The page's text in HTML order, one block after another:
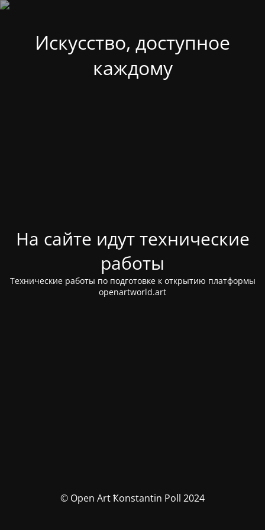
Искусство, доступное
каждому
На сайте идут технические
работы
Технические работы по подготовке к открытию платформы
openartworld.art
© Open Art Ҟonstantin Poll 2024